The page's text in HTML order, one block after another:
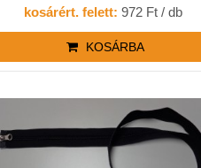
kosárért. felett: 972 Ft / db
KOSÁRBA